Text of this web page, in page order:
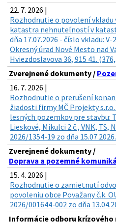
22. 7. 2026 |
Rozhodnutie o povolení
katastra nehnuteľností v
dňa 17.07.2026 - číslo vkladu:
Okresný úrad Nové Mesto nad
Hviezdoslavova 36, 915 41.
Zverejnené dokumenty /
16. 7. 2026 |
Rozhodnutie o prerušení
žiadosti firmy MČ Projekty
lesných pozemkov pre stavbu:
Lieskové, Mikulci 2.č., VNK, TS,
2026/1354-19 zo dňa
Zverejnené dokumenty /
Doprava a pozemné
15. 4. 2026 |
Rozhodnutie o zamietnutí
povoleniu obce Považany č.k.
2026/001644-002 zo dňa
Informácie odboru krízového